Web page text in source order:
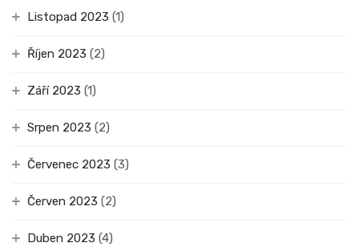
Listopad 2023 (1)
Říjen 2023 (2)
Září 2023 (1)
Srpen 2023 (2)
Červenec 2023 (3)
Červen 2023 (2)
Duben 2023 (4)